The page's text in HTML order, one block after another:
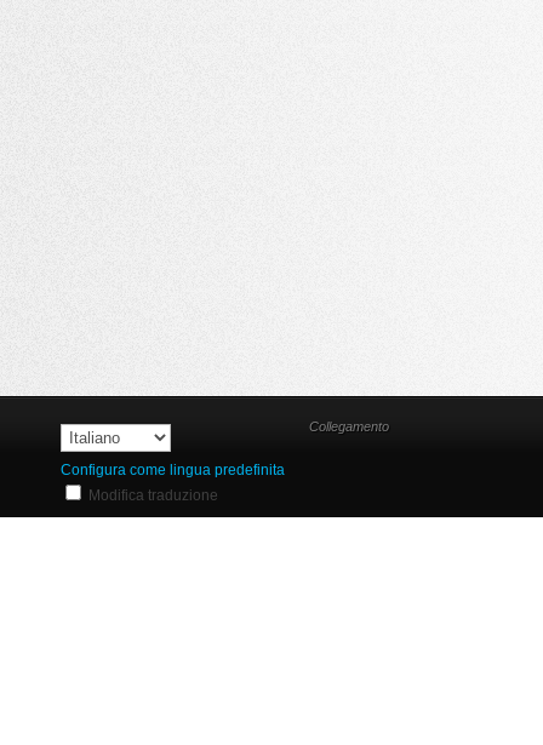
Configura come lingua predefinita
Modifica traduzione
Collegamento